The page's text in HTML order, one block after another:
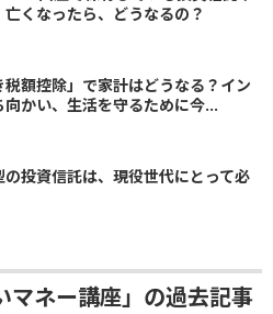
亡くなったら、どうなるの？
税額控除」で家計はどうなる？イン
向かい、生活を守るために今...
の投資信託は、現役世代にとって必
マネー講座」の過去記事